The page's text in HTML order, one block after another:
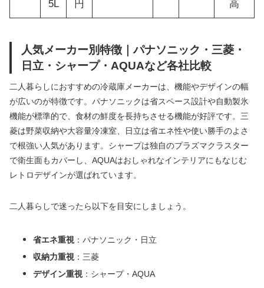
5L 円
高
人気メーカー別特徴｜パナソニック・三菱・
日立・シャープ・AQUAなど各社比較
二人暮らしにおすすめの冷蔵庫メーカーは、機能やデザインの幅
が広いのが特徴です。パナソニックは省スペース設計や自動製氷
機能が標準的で、食材の鮮度を長持ちさせる機能が好評です。三
菱は野菜収納や大容量冷凍室、日立は省エネ性や使い勝手のよさ
で根強い人気があります。シャープは独自のプラズマクラスター
で衛生面もカバーし、AQUAはおしゃれなインテリアにもなじむ
レトロデザインが選ばれています。
二人暮らしで迷ったら以下を目安にしましょう。
省エネ重視 ：パナソニック・日立
収納力重視 ：三菱
デザイン重視 ：シャープ・AQUA